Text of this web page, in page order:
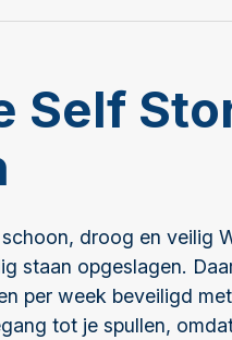
Self
droog en veilig
staan opgeslagen.
per week beveiligd met
tot je spullen,